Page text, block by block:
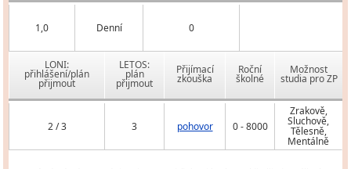
1,0 Denní 0
LONI:
přihlášení/plán
přijmout
LETOS:
plán
přijmout
Přijímací
zkouška
Roční
školné
Možnost
studia pro ZP
2 / 3 3 pohovor 0 - 8000
Zrakově,
Sluchově,
Tělesně,
Mentálně